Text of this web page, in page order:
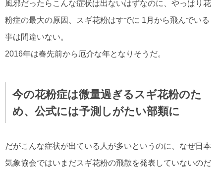
風邪だったらこんな症状は出ないはずなのに、やっぱり花
粉症の最大の原因、スギ花粉はすでに 1月から飛んでいる
事は間違いない。
2016年は春先前から厄介な年となりそうだ。
今の花粉症は微量過ぎるスギ花粉のた
め、公式には予測しがたい部類に
だがこんな症状が出ている人が多いというのに、なぜ日本
気象協会ではいまだスギ花粉の飛散を発表していないのだ